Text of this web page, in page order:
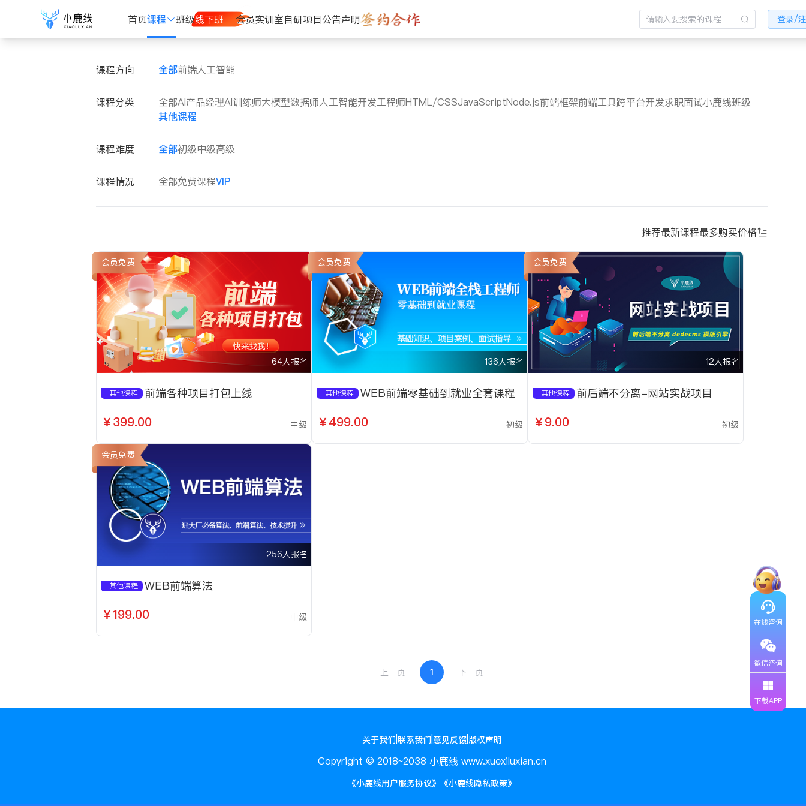
首页课程 班级线下班 会员实训室自研项目公告声明 登录/
课程方向 全部前端人工智能
课程分类 全部AI产品经理AI训练师大模型数据师 人工智能开发工程师HTML/CSSJavaScriptNode.js前端框架前端工具跨平台开发求职面试小鹿线班级
其他课程
课程难度 全部初级中级高级
课程情况 全部免费课程VIP
推荐最新课程最多购买价格
会员免费
64人报名
其他课程 前端各种项目打包上线
￥399.00 中级
会员免费
136人报名
其他课程 WEB前端零基础到就业全套课程
￥499.00 初级
会员免费
12人报名
其他课程 前后端不分离-网站实战项目
￥9.00 初级
会员免费
256人报名
其他课程 WEB前端算法
￥199.00 中级
上一页 1 下一页
关于我们 联系我们 意见反馈| 版权声明
Copyright © 2018~2038 小鹿线 www.xuexiluxian.cn
《小鹿线用户服务协议》 《小鹿线隐私政策》
在线咨询
微信咨询
下载APP